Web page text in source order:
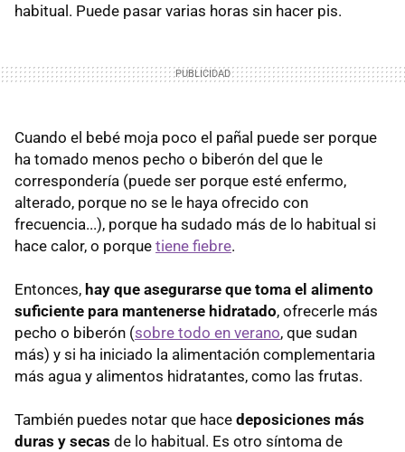
habitual. Puede pasar varias horas sin hacer pis.
Cuando el bebé moja poco el pañal puede ser porque
ha tomado menos pecho o biberón del que le
correspondería (puede ser porque esté enfermo,
alterado, porque no se le haya ofrecido con
frecuencia...), porque ha sudado más de lo habitual si
hace calor, o porque tiene fiebre.
Entonces, hay que asegurarse que toma el alimento
suficiente para mantenerse hidratado, ofrecerle más
pecho o biberón (sobre todo en verano, que sudan
más) y si ha iniciado la alimentación complementaria
más agua y alimentos hidratantes, como las frutas.
También puedes notar que hace deposiciones más
duras y secas de lo habitual. Es otro síntoma de